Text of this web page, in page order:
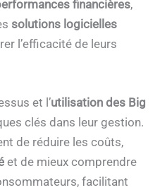
financières,
solutions logicielles
l’efficacité de leurs
et l’utilisation des Big
clés dans leur gestion.
de réduire les coûts,
et de mieux comprendre
facilitant